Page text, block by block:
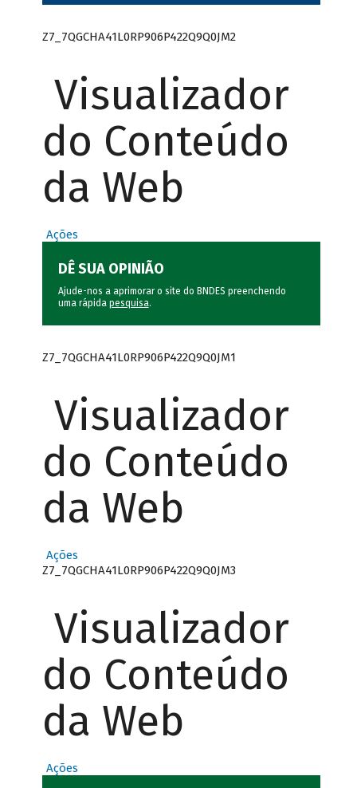
Z7_7QGCHA41L0RP906P422Q9Q0JM2
Visualizador
do Conteúdo
da Web
Ações
DÊ SUA OPINIÃO
Ajude-nos a aprimorar o site do BNDES preenchendo
uma rápida pesquisa.
Z7_7QGCHA41L0RP906P422Q9Q0JM1
Visualizador
do Conteúdo
da Web
Ações
Z7_7QGCHA41L0RP906P422Q9Q0JM3
Visualizador
do Conteúdo
da Web
Ações